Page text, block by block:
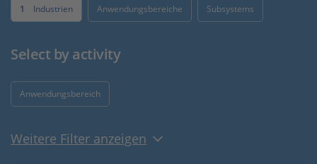
1 Industrien Anwendungsbereiche Subsystems
Select by activity
Anwendungsbereich
Weitere Filter anzeigen